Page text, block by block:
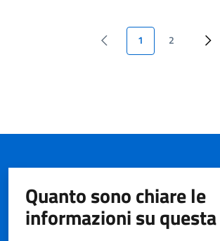
1 2
Quanto sono chiare le
informazioni su